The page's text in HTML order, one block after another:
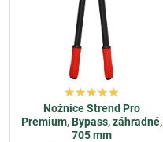
Nožnice Strend Pro
Premium, Bypass, záhradné,
705 mm